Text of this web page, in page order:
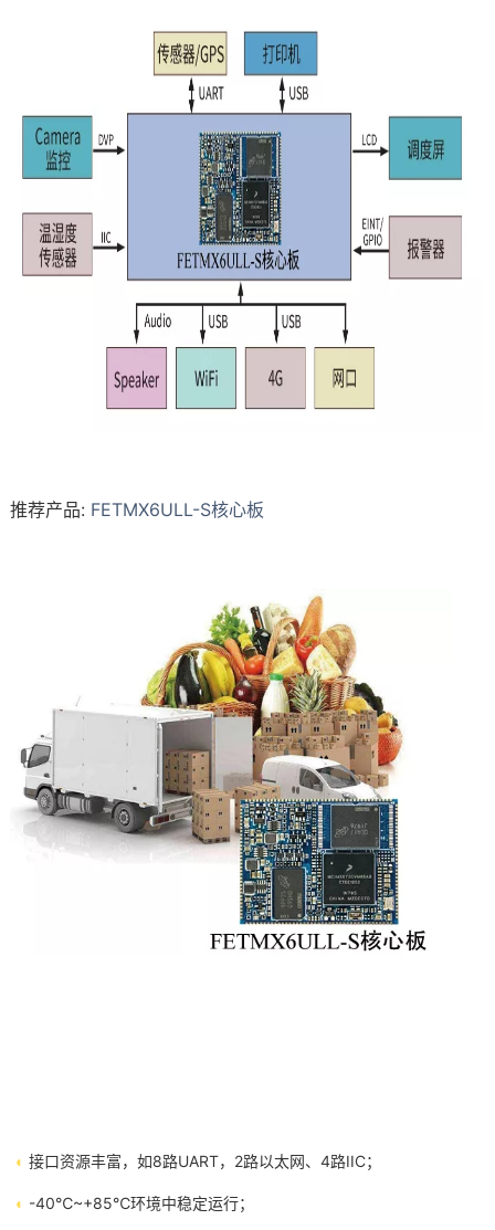
推荐产品: FETMX6ULL-S核心板
◐ 接口资源丰富，如8路UART，2路以太网、4路IIC；
◐ -40℃~+85℃环境中稳定运行；